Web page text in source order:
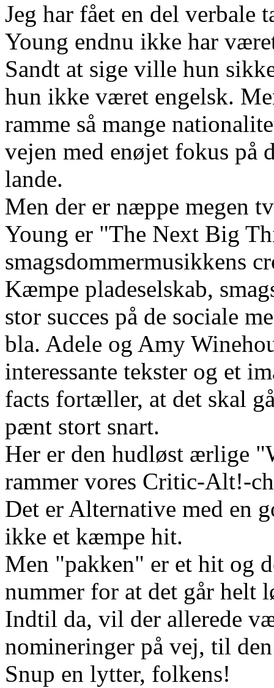
Jeg har fået en del verbale
Young endnu ikke har
Sandt at sige ville hun
hun ikke været engelsk.
ramme så mange
vejen med enøjet fokus på
lande.
Men der er næppe megen
Young er "The Next Big
smagsdommermusikkens
Kæmpe pladeselskab,
stor succes på de sociale
bla. Adele og Amy
interessante tekster og et
facts fortæller, at det skal
pænt stort snart.
Her er den hudløst ærlige
rammer vores Critic-Alt!-
Det er Alternative med en
ikke et kæmpe hit.
Men "pakken" er et hit og
nummer for at det går helt
Indtil da, vil der allerede
nomineringer på vej, til
Snup en lytter, folkens!